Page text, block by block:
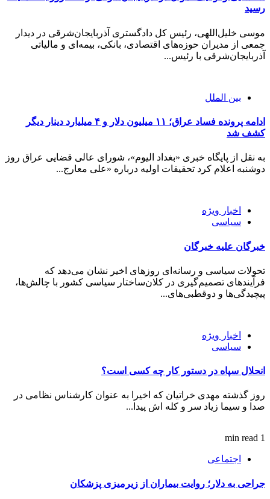
رسید
موسی خلیل‌اللهی، رئیس کل دادگستری آذربایجان‌شرقی در دیدار
جمعی از مدیران حوزه‌های اقتصادی، بانکی، بیمه‌ای و مالیاتی
آذربایجان‌شرقی با رئیس...
بین الملل
ادامه پرونده فساد عراق؛ ۱۱ میلیون دلار و ۴ میلیارد دینار دیگر
کشف شد
به نقل از پایگاه خبری «بغداد الیوم»، شورای عالی قضایی عراق روز
دوشنبه اعلام کرد تحقیقات اولیه درباره «علی معارج...
اخبار ویژه
سیاسی
خبرگان علیه خبرگان
تحولات سیاسی و رسانه‌ای روز‌های اخیر نشان می‌دهد که
فرآیند‌های تصمیم‌گیری در کلان‌ساختار سیاسی کشور با چالش‌ها،
پیچیدگی‌ها و دوقطبی‌های...
اخبار ویژه
سیاسی
انحلال سپاه در دستور کار چه کسی است؟
روز گذشته مهدی خراتیان که اخیرا به عنوان کارشناس نظامی در
صدا و سیما زیاد سر و کله اش پیدا...
1 min read
اجتماعی
جراحی به دلار؛ روایت بیماران از زیرمیزی پزشکان